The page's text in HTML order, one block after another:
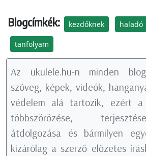
Blogcímkék: kezdőknek haladó
tanfolyam
Az ukulele.hu-n minden
szöveg, képek, videók,
védelem alá tartozik, ezért a
többszörözése,
átdolgozása és bármilyen
kizárólag a szerző előzetes